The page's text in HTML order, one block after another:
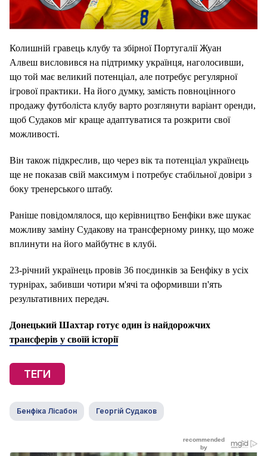
Колишній гравець клубу та збірної Португалії Жуан
Алвеш висловився на підтримку українця, наголосивши,
що той має великий потенціал, але потребує регулярної
ігрової практики. На його думку, замість повноцінного
продажу футболіста клубу варто розглянути варіант оренди,
щоб Судаков міг краще адаптуватися та розкрити свої
можливості.
Він також підкреслив, що через вік та потенціал українець
ще не показав свій максимум і потребує стабільної довіри з
боку тренерського штабу.
Раніше повідомлялося, що керівництво Бенфіки вже шукає
можливу заміну Судакову на трансферному ринку, що може
вплинути на його майбутнє в клубі.
23-річний українець провів 36 поєдинків за Бенфіку в усіх
турнірах, забивши чотири м'ячі та оформивши п'ять
результативних передач.
Донецький Шахтар готує один із найдорожчих
трансферів у своїй історії
ТЕГИ
Бенфіка Лісабон Георгій Судаков